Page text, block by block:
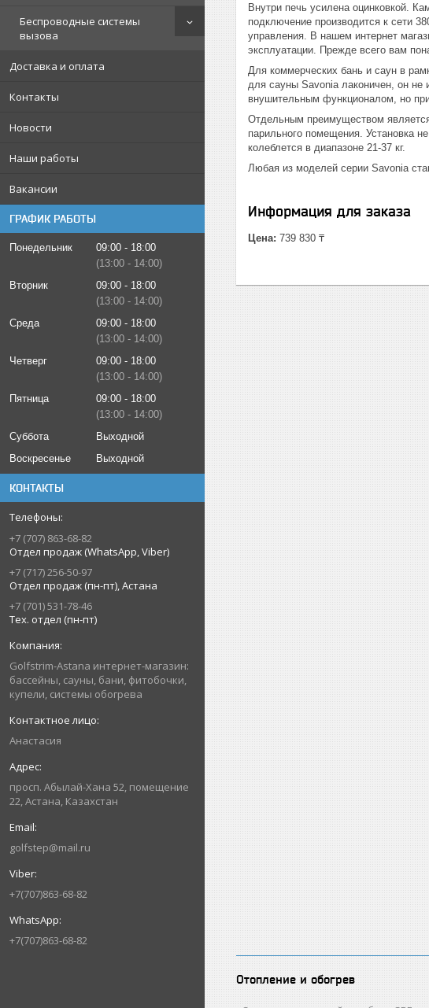
Беспроводные системы
вызова
Доставка и оплата
Контакты
Новости
Наши работы
Вакансии
ГРАФИК РАБОТЫ
Понедельник 09:00
18:00
13:00
14:00
Вторник
09:00
18:00
13:00
14:00
Среда
09:00
18:00
13:00
14:00
Четверг
09:00
18:00
13:00
14:00
Пятница
09:00
18:00
13:00
14:00
Суббота
Выходной
Воскресенье
Выходной
КОНТАКТЫ
+7 (707) 863-68-82
Отдел продаж (WhatsApp, Viber)
+7 (717) 256-50-97
Отдел продаж (пн-пт), Астана
+7 (701) 531-78-46
Тех. отдел (пн-пт)
Golfstrim-Astana интернет-магазин:
бассейны, сауны, бани, фитобочки,
купели, системы обогрева
Анастасия
просп. Абылай-Хана 52, помещение
22, Астана, Казахстан
golfstep@mail.ru
+7(707)863-68-82
+7(707)863-68-82
Внутри печь усилена оцинковкой.
подключение производится к сети
управления. В нашем интернет
эксплуатации. Прежде всего вам
Для коммерческих бань и саун в
для сауны Savonia лаконичен, он не
внушительным функционалом, но
Отдельным преимуществом
парильного помещения. Установка
колеблется в диапазоне 21-37 кг.
Любая из моделей серии Savonia
Информация для заказа
Цена: 739 830 ₸
Отопление и обогрев